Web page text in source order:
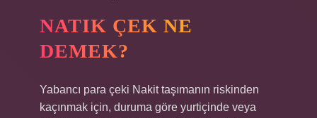
NATIK ÇEK NE
DEMEK?
Yabancı para çeki Nakit taşımanın riskinden
kaçınmak için, duruma göre yurtiçinde veya